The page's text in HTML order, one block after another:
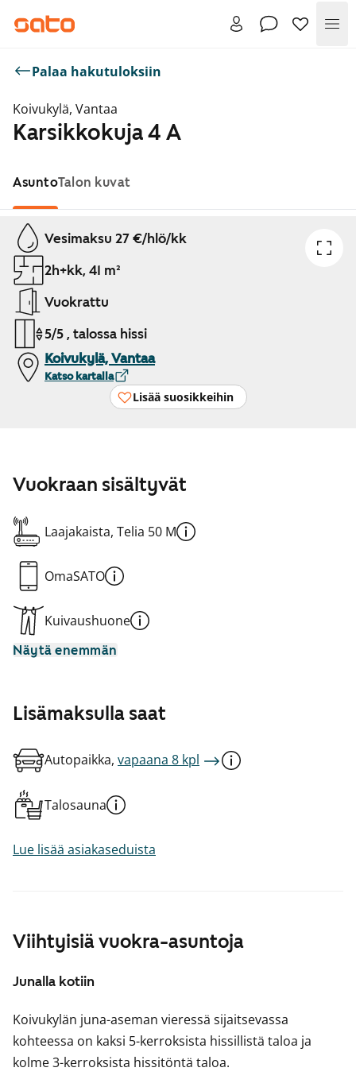
Palaa hakutuloksiin
Koivukylä, Vantaa
Karsikkokuja 4 A
AsuntoTalon kuvat
Näytetään dia 1 / 1
Vesimaksu 27 €/hlö/kk
2h+kk, 41 m²
Vuokrattu
5/5 , talossa hissi
Koivukylä, Vantaa
Katso kartalla
Lisää suosikkeihin
Viihtyisiä vuokra-asuntoja
Junalla kotiin
Koivukylän juna-aseman vieressä sijaitsevassa
kohteessa on kaksi 5-kerroksista hissillistä taloa ja
kolme 3-kerroksista hissitöntä taloa.
Vuokraan sisältyvät
Laajakaista, Telia 50 M
OmaSATO
Kuivaushuone
Näytä enemmän
Lisämaksulla saat
Autopaikka, vapaana 8 kpl
Talosauna
Lue lisää asiakaseduista